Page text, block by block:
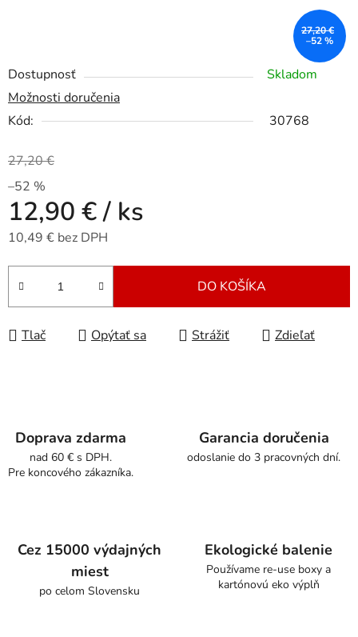
Dostupnosť
Skladom
Možnosti doručenia
Kód:
30768
27,20 €
–52 %
12,90 €/ ks
10,49 € bez DPH
Jednotková cena:
DO KOŠÍKA
Tlač Opýtať sa Strážiť Zdieľať
27,20 €
–52 %
Doprava zdarma
nad 60 € s DPH.
Pre koncového zákazníka.
Garancia doručenia
odoslanie do 3 pracovných dní.
Cez 15000 výdajných
miest
po celom Slovensku
Ekologické balenie
Používame re-use boxy a
kartónovú eko výplň